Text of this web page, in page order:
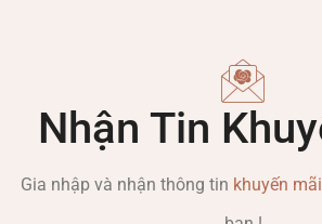
Nhận Tin
Gia nhập và nhận thông tin khuyến mãi